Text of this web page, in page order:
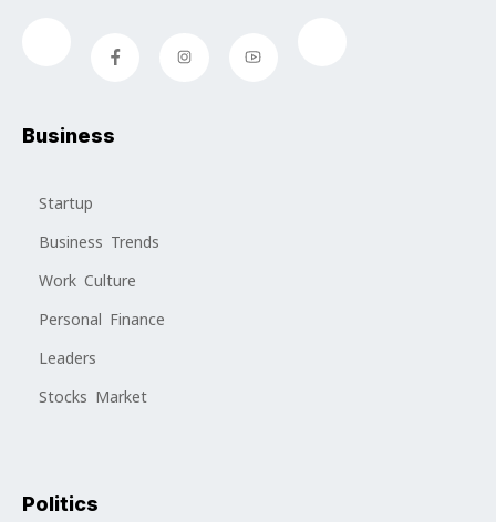
Business
Startup
Business Trends
Work Culture
Personal Finance
Leaders
Stocks Market
Politics